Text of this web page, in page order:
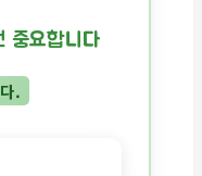
중요합니다
.